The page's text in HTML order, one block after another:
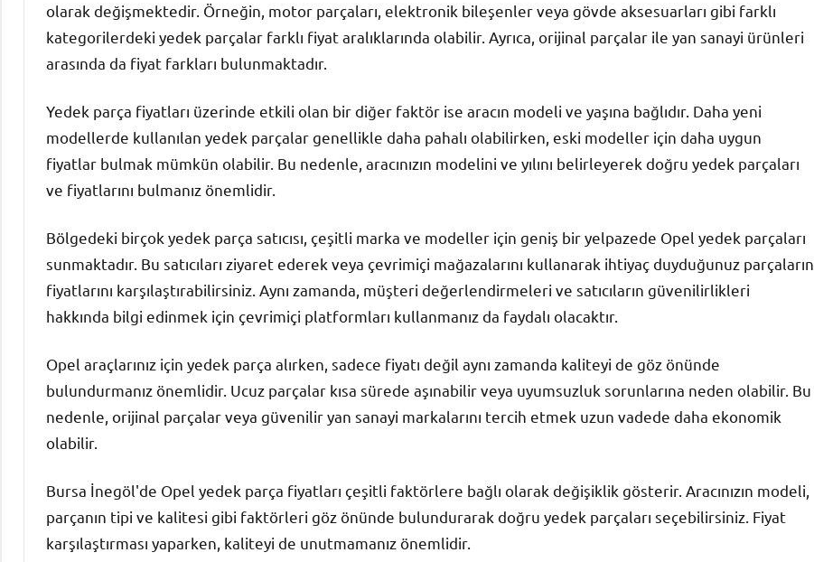
olarak değişmektedir. Örneğin, motor parçaları, elektronik bileşenler veya gövde aksesuarları gibi farklı
kategorilerdeki yedek parçalar farklı fiyat aralıklarında olabilir. Ayrıca, orijinal parçalar ile yan sanayi ürünleri
arasında da fiyat farkları bulunmaktadır.
Yedek parça fiyatları üzerinde etkili olan bir diğer faktör ise aracın modeli ve yaşına bağlıdır. Daha yeni
modellerde kullanılan yedek parçalar genellikle daha pahalı olabilirken, eski modeller için daha uygun
fiyatlar bulmak mümkün olabilir. Bu nedenle, aracınızın modelini ve yılını belirleyerek doğru yedek parçaları
ve fiyatlarını bulmanız önemlidir.
Bölgedeki birçok yedek parça satıcısı, çeşitli marka ve modeller için geniş bir yelpazede Opel yedek parçaları
sunmaktadır. Bu satıcıları ziyaret ederek veya çevrimiçi mağazalarını kullanarak ihtiyaç duyduğunuz parçaların
fiyatlarını karşılaştırabilirsiniz. Aynı zamanda, müşteri değerlendirmeleri ve satıcıların güvenilirlikleri
hakkında bilgi edinmek için çevrimiçi platformları kullanmanız da faydalı olacaktır.
Opel araçlarınız için yedek parça alırken, sadece fiyatı değil aynı zamanda kaliteyi de göz önünde
bulundurmanız önemlidir. Ucuz parçalar kısa sürede aşınabilir veya uyumsuzluk sorunlarına neden olabilir. Bu
nedenle, orijinal parçalar veya güvenilir yan sanayi markalarını tercih etmek uzun vadede daha ekonomik
olabilir.
Bursa İnegöl'de Opel yedek parça fiyatları çeşitli faktörlere bağlı olarak değişiklik gösterir. Aracınızın modeli,
parçanın tipi ve kalitesi gibi faktörleri göz önünde bulundurarak doğru yedek parçaları seçebilirsiniz. Fiyat
karşılaştırması yaparken, kaliteyi de unutmamanız önemlidir.